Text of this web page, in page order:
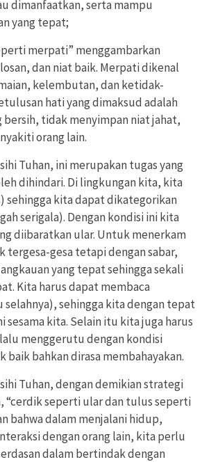
dimanfaatkan, serta mampu
yang tepat;
merpati” menggambarkan
dan niat baik. Merpati dikenal
kelembutan, dan ketidak-
hati yang dimaksud adalah
tidak menyimpan niat jahat,
orang lain.
Tuhan, ini merupakan tugas yang
dihindari. Di lingkungan kita, kita
sehingga kita dapat dikategorikan
serigala). Dengan kondisi ini kita
diibaratkan ular. Untuk menerkam
tergesa-gesa tetapi dengan sabar,
yang tepat sehingga sekali
Kita harus dapat membaca
sehingga kita dengan tepat
sesama kita. Selain itu kita juga harus
menggerutu dengan kondisi
baik bahkan dirasa membahayakan.
Tuhan, dengan demikian strategi
“cerdik seperti ular dan tulus seperti
bahwa dalam menjalani hidup,
dengan orang lain, kita perlu
dalam bertindak dengan